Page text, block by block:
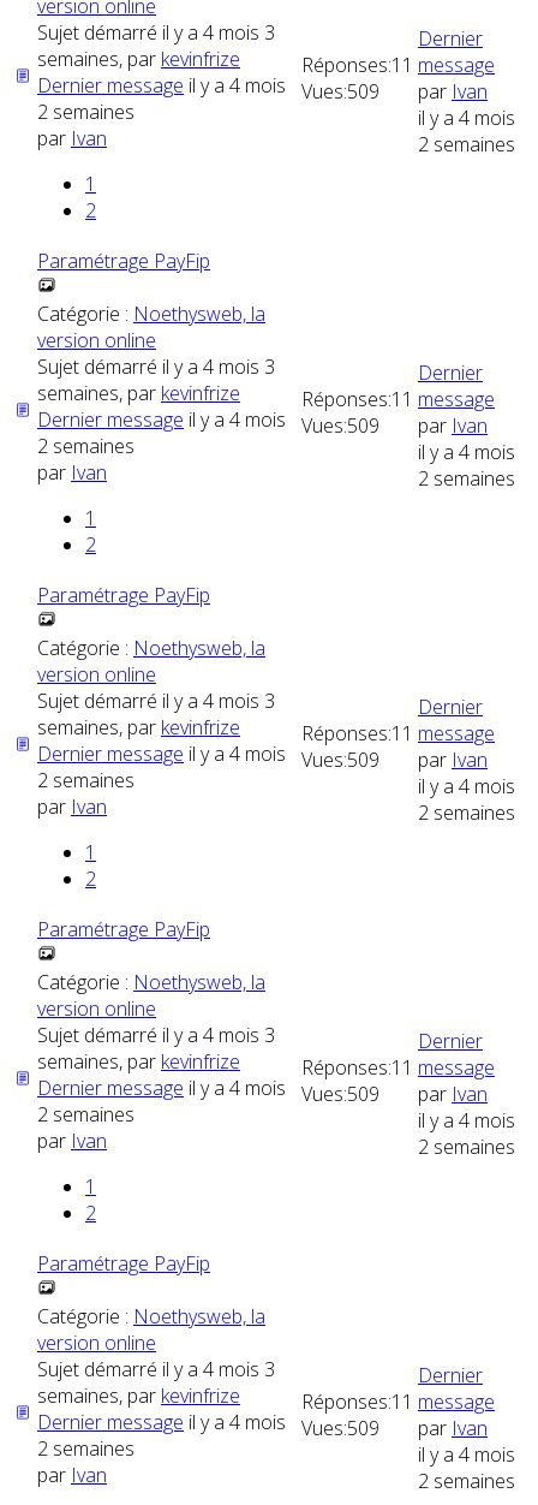
version online
Sujet démarré il y a 4 mois 3
semaines, par kevinfrize
Dernier message il y a 4 mois
2 semaines
par Ivan
1
2
Réponses:11
Vues:509
Dernier
message
par Ivan
il y a 4 mois
2 semaines
Paramétrage PayFip
Catégorie : Noethysweb, la
version online
Sujet démarré il y a 4 mois 3
semaines, par kevinfrize
Dernier message il y a 4 mois
2 semaines
par Ivan
1
2
Réponses:11
Vues:509
Dernier
message
par Ivan
il y a 4 mois
2 semaines
Paramétrage PayFip
Catégorie : Noethysweb, la
version online
Sujet démarré il y a 4 mois 3
semaines, par kevinfrize
Dernier message il y a 4 mois
2 semaines
par Ivan
1
2
Réponses:11
Vues:509
Dernier
message
par Ivan
il y a 4 mois
2 semaines
Paramétrage PayFip
Catégorie : Noethysweb, la
version online
Sujet démarré il y a 4 mois 3
semaines, par kevinfrize
Dernier message il y a 4 mois
2 semaines
par Ivan
1
2
Réponses:11
Vues:509
Dernier
message
par Ivan
il y a 4 mois
2 semaines
Paramétrage PayFip
Catégorie : Noethysweb, la
version online
Sujet démarré il y a 4 mois 3
semaines, par kevinfrize
Dernier message il y a 4 mois
2 semaines
par Ivan
Réponses:11
Vues:509
Dernier
message
par Ivan
il y a 4 mois
2 semaines